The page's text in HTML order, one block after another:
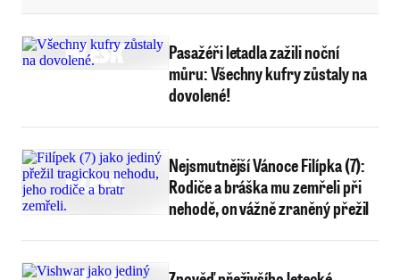
Pasažéři letadla zažili noční
můru: Všechny kufry zůstaly na
dovolené!
Nejsmutnější Vánoce Filípka (7):
Rodiče a bráška mu zemřeli při
nehodě, on vážně zraněný přežil